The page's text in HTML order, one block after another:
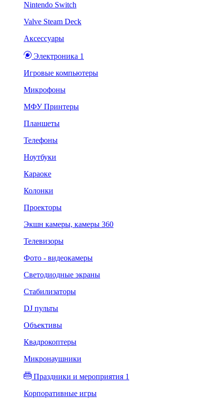
Nintendo Switch
Valve Steam Deck
Аксессуары
Электроника 1
Игровые компьютеры
Микрофоны
МФУ Принтеры
Планшеты
Телефоны
Ноутбуки
Караоке
Колонки
Проекторы
Экшн камеры, камеры 360
Телевизоры
Фото - видеокамеры
Светодиодные экраны
Стабилизаторы
DJ пульты
Объективы
Квадрокоптеры
Микронаушники
Праздники и мероприятия 1
Корпоративные игры